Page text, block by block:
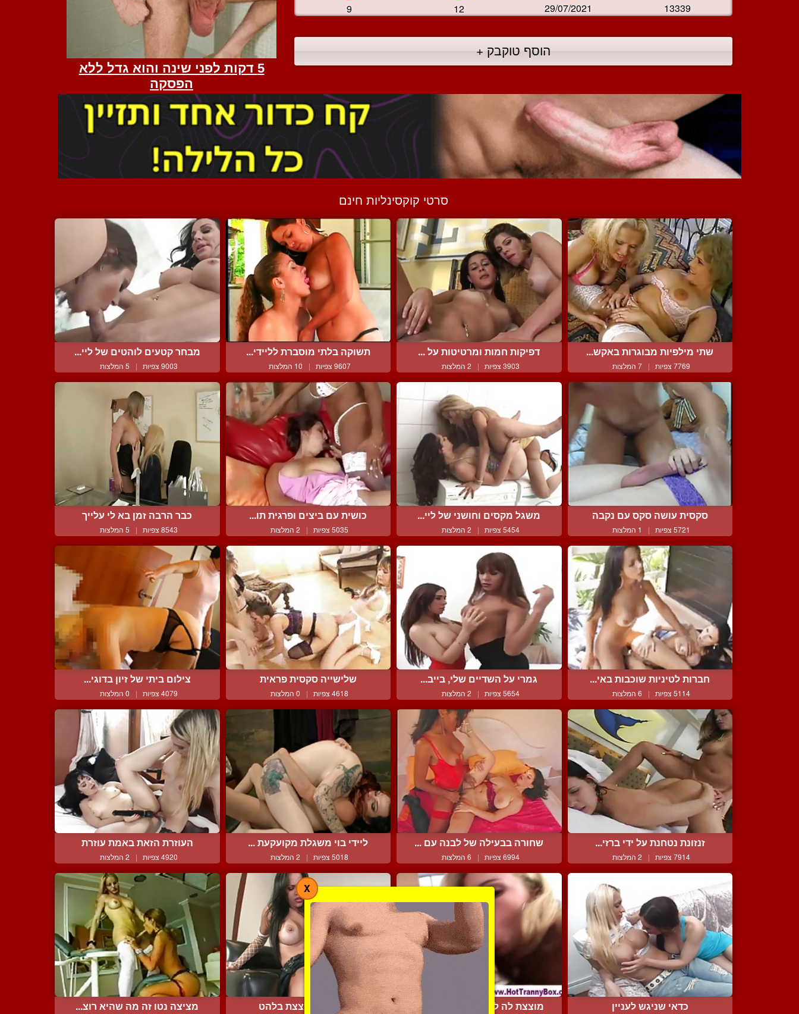
9 12 29/07/2021 13339
הוסף טוקבק +
סרטי קוקסינליות חינם
שתי מילפיות מבוגרות באקש...
7769 צפיות | 7 המלצות
דפיקות חמות ומרטיטות על ...
3903 צפיות | 2 המלצות
תשוקה בלתי מוסברת לליידי...
9607 צפיות | 10 המלצות
מבחר קטעים לוהטים של ליי...
9003 צפיות | 5 המלצות
סקסית עושה סקס עם נקבה
5721 צפיות | 1 המלצות
משגל מקסים וחושני של ליי...
5454 צפיות | 2 המלצות
כושית עם ביצים ופרגית תו...
5035 צפיות | 2 המלצות
כבר הרבה זמן בא לי עלייך
8543 צפיות | 5 המלצות
חברות לטיניות שוכבות באי...
5114 צפיות | 6 המלצות
גמרי על השדיים שלי, בייב...
5654 צפיות | 2 המלצות
שלישייה סקסית פראית
4618 צפיות | 0 המלצות
צילום ביתי של זיון בדוגי...
4079 צפיות | 0 המלצות
זנזונת נטחנת על ידי ברזי...
7914 צפיות | 2 המלצות
שחורה בבעילה של לבנה עם ...
6994 צפיות | 6 המלצות
ליידי בוי משגלת מקועקעת ...
5018 צפיות | 2 המלצות
העוזרת הזאת באמת עוזרת
4920 צפיות | 2 המלצות
כדאי שניגש לעניין מוצצת לה לפני שמקבלת אות... פצצת מין נמצצת בלהט מציצה נטו זה מה שהיא רוצ...
X